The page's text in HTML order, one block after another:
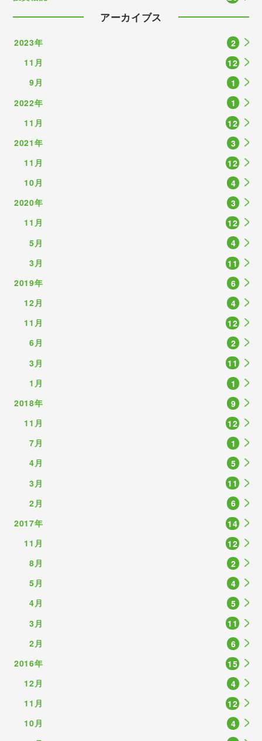
アーカイブス
2023年
2
11月
12
9月
1
2022年
1
11月
12
2021年
3
11月
12
10月
4
2020年
3
11月
12
5月
4
3月
11
2019年
6
12月
4
11月
12
6月
2
3月
11
1月
1
2018年
9
11月
12
7月
1
4月
5
3月
11
2月
6
2017年
14
11月
12
8月
2
5月
4
4月
5
3月
11
2月
6
2016年
15
12月
4
11月
12
10月
4